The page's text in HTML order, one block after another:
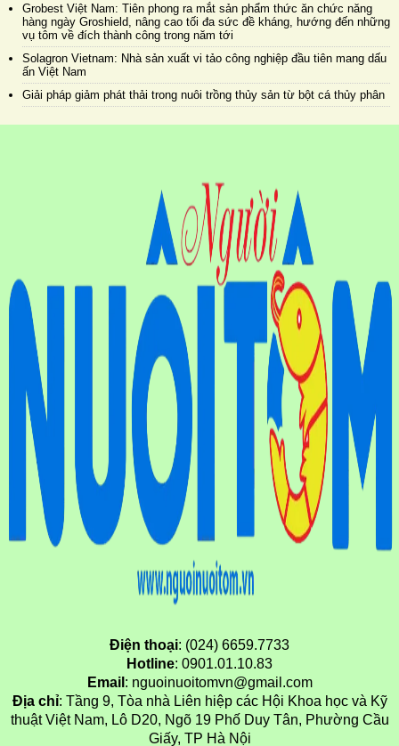
Grobest Việt Nam: Tiên phong ra mắt sản phẩm thức ăn chức năng
hàng ngày Groshield, nâng cao tối đa sức đề kháng, hướng đến những
vụ tôm về đích thành công trong năm tới
Solagron Vietnam: Nhà sản xuất vi tảo công nghiệp đầu tiên mang dấu
ấn Việt Nam
Giải pháp giảm phát thải trong nuôi trồng thủy sản từ bột cá thủy phân
Điện thoại: (024) 6659.7733
Hotline: 0901.01.10.83
Email : nguoinuoitomvn@gmail.com
Địa chỉ: Tầng 9, Tòa nhà Liên hiệp các Hội Khoa học và Kỹ
thuật Việt Nam, Lô D20, Ngõ 19 Phố Duy Tân, Phường Cầu
Giấy, TP Hà Nội